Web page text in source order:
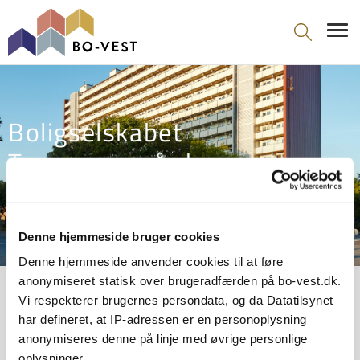
Denne hjemmeside bruger cookies
Denne hjemmeside anvender cookies til at føre
anonymiseret statisk over brugeradfærden på bo-vest.dk.
Vi respekterer brugernes persondata, og da Datatilsynet
har defineret, at IP-adressen er en personoplysning
anonymiseres denne på linje med øvrige personlige
gå til indhold
Boligselskabet
Tranemosegård
Tranemosegård er et alment boligselskab, oprettet i 1951, med
3.200 boliger fordelt på syv forskellige boligafdelinger i Brøndby
og Brøndby Strand.